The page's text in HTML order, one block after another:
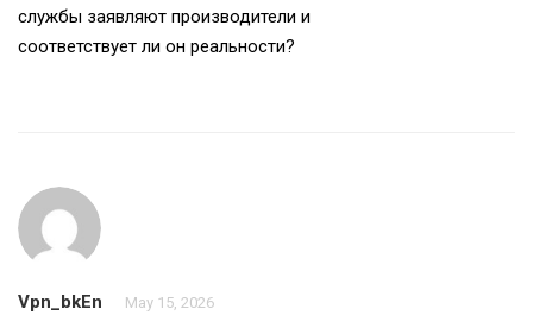
службы заявляют производители и
соответствует ли он реальности?
Vpn_bkEn May 15, 2026